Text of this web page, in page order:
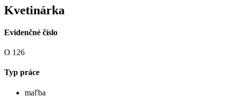
Kvetinárka
Evidenčné číslo
O 126
Typ práce
maľba